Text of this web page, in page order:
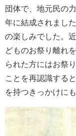
団体で、地元民の
年に結成されまし
の楽しみでした。
どものお祭り離れ
られた方にはお祭
ことを再認識する
を持つきっかけに